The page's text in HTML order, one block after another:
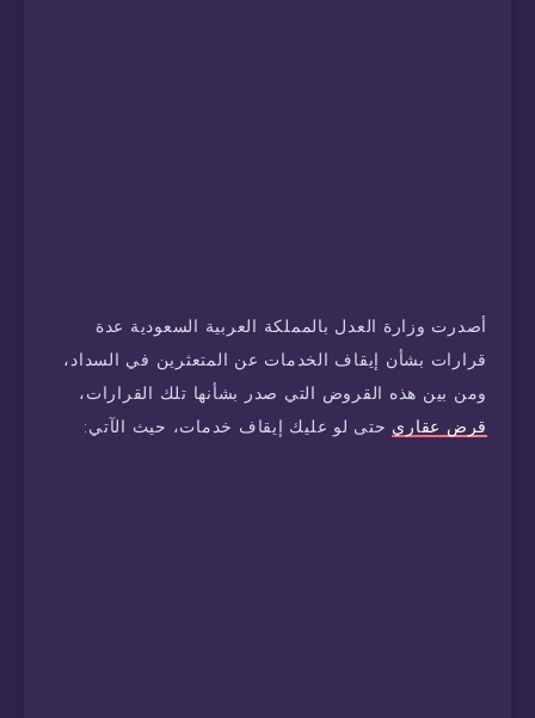
أصدرت وزارة العدل بالمملكة العربية السعودية عدة
قرارات بشأن إيقاف الخدمات عن المتعثرين في السداد،
ومن بين هذه القروض التي صدر بشأنها تلك القرارات،
قرض عقاري حتى لو عليك إيقاف خدمات، حيث الآتي: